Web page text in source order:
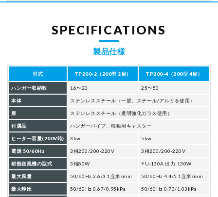
SPECIFICATIONS
製品仕様
型式 TP200-2（200型 2扉） TP200-4（200型 4扉）
ハンガー収納数 16〜20 25〜50
本体 ステンレススチール （一部、スチール/アルミを使用）
扉 ステンレススチール （透明強化ガラス使用）
付属品 ハンガーパイプ、移動用キャスター
ヒーター容量(200V時) 3kw 5kw
電源 50/60Hz 3相200/200·220V 3相200/200·220V
耐熱送風機の型式 3相80W YU-130A 出力:130W
最大風量 50/60Hz 2.6/3.1立米/min 50/60Hz 4.4/5.1立米/min
最大静圧 50/60Hz 0.67/0.95kPa 50/60Hz 0.73/1.03kPa